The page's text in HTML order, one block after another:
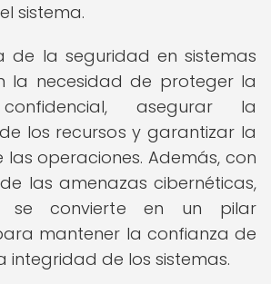
sistema.
de la seguridad en sistemas
la necesidad de proteger la
asegurar la
los recursos y garantizar la
operaciones. Además, con
las amenazas cibernéticas,
se convierte en un pilar
mantener la confianza de
integridad de los sistemas.